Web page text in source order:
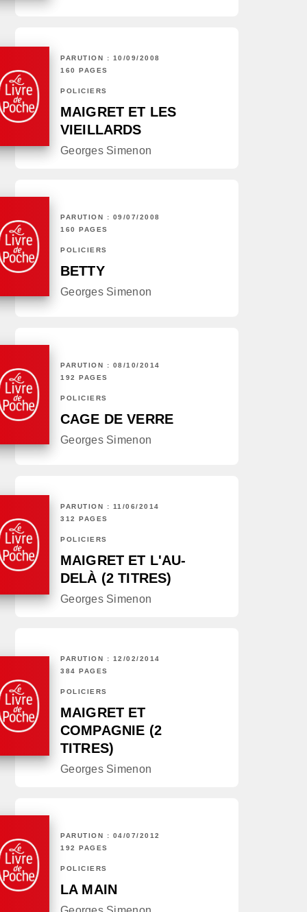
PARUTION : 10/09/2008
160 PAGES
POLICIERS
MAIGRET ET LES
VIEILLARDS
Georges Simenon
PARUTION : 09/07/2008
160 PAGES
POLICIERS
BETTY
Georges Simenon
PARUTION : 08/10/2014
192 PAGES
POLICIERS
CAGE DE VERRE
Georges Simenon
PARUTION : 11/06/2014
312 PAGES
POLICIERS
MAIGRET ET L'AU-
DELÀ (2 TITRES)
Georges Simenon
PARUTION : 12/02/2014
384 PAGES
POLICIERS
MAIGRET ET
COMPAGNIE (2
TITRES)
Georges Simenon
PARUTION : 04/07/2012
192 PAGES
POLICIERS
LA MAIN